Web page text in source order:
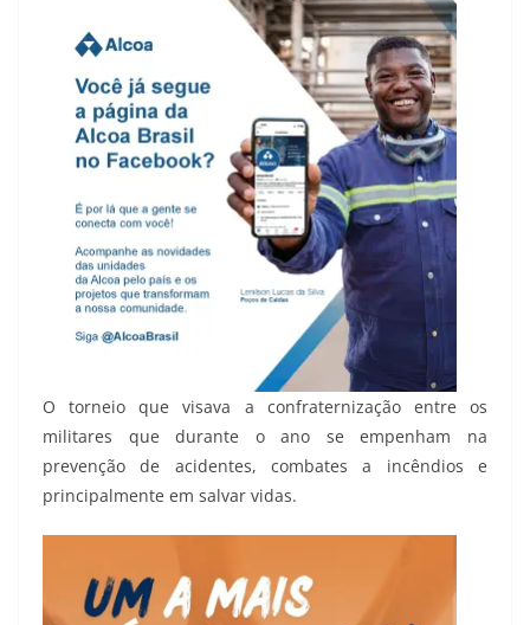
O torneio que visava a confraternização entre os
militares que durante o ano se empenham na
prevenção de acidentes, combates a incêndios e
principalmente em salvar vidas.